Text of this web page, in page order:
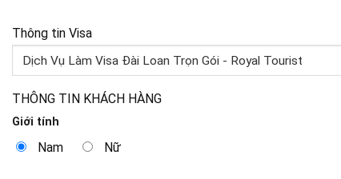
Thông tin Visa
THÔNG TIN KHÁCH HÀNG
Giới tính
Nam Nữ